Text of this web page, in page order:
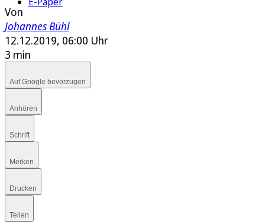
Von
Johannes Bühl
12.12.2019, 06:00 Uhr
3 min
Auf Google bevorzugen
Anhören
Schrift
Merken
Drucken
Teilen